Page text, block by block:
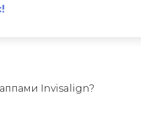
Invisalign?